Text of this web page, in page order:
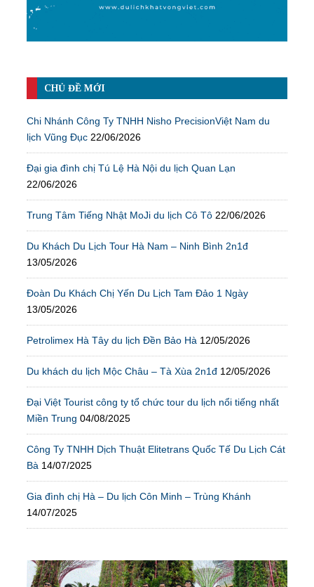
CHỦ ĐỀ MỚI
Chi Nhánh Công Ty TNHH Nisho PrecisionViệt Nam du
lịch Vũng Đục 22/06/2026
Đại gia đình chị Tú Lệ Hà Nội du lịch Quan Lạn
22/06/2026
Trung Tâm Tiếng Nhật MoJi du lịch Cô Tô 22/06/2026
Du Khách Du Lịch Tour Hà Nam – Ninh Bình 2n1đ
13/05/2026
Đoàn Du Khách Chị Yến Du Lịch Tam Đảo 1 Ngày
13/05/2026
Petrolimex Hà Tây du lịch Đền Bảo Hà 12/05/2026
Du khách du lịch Mộc Châu – Tà Xùa 2n1đ 12/05/2026
Đại Việt Tourist công ty tổ chức tour du lịch nổi tiếng nhất
Miền Trung 04/08/2025
Công Ty TNHH Dịch Thuật Elitetrans Quốc Tế Du Lịch Cát
Bà 14/07/2025
Gia đình chị Hà – Du lịch Côn Minh – Trùng Khánh
14/07/2025